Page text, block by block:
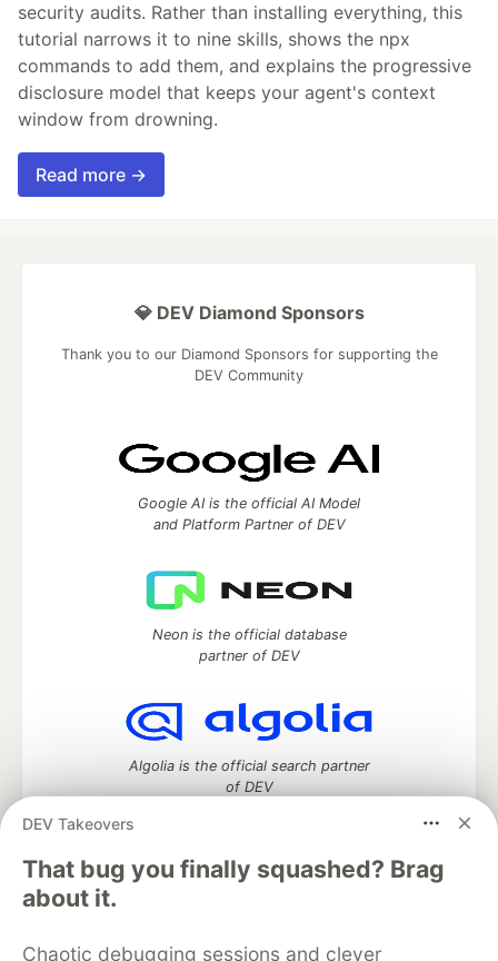
security audits. Rather than installing everything, this
tutorial narrows it to nine skills, shows the npx
commands to add them, and explains the progressive
disclosure model that keeps your agent's context
window from drowning.
Read more →
DEV Takeovers
That bug you finally squashed? Brag
about it.
Chaotic debugging sessions and clever
💎 DEV Diamond Sponsors
Thank you to our Diamond Sponsors for supporting the
DEV Community
Google AI is the official AI Model
and Platform Partner of DEV
Neon is the official database
partner of DEV
Algolia is the official search partner
of DEV
DEV Community